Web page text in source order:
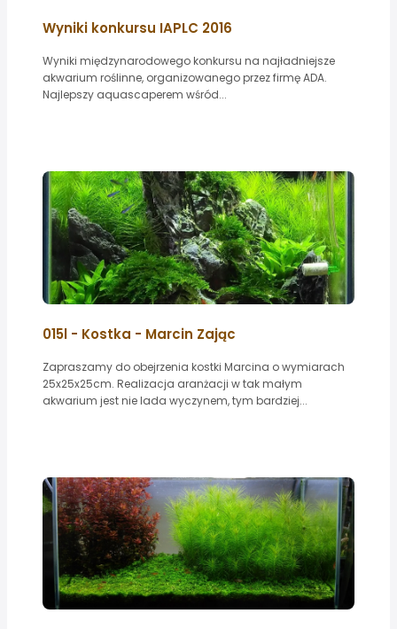
Wyniki konkursu IAPLC 2016
Wyniki międzynarodowego konkursu na najładniejsze
akwarium roślinne, organizowanego przez firmę ADA.
Najlepszy aquascaperem wśród...
015l - Kostka - Marcin Zając
Zapraszamy do obejrzenia kostki Marcina o wymiarach
25x25x25cm. Realizacja aranżacji w tak małym
akwarium jest nie lada wyczynem, tym bardziej...